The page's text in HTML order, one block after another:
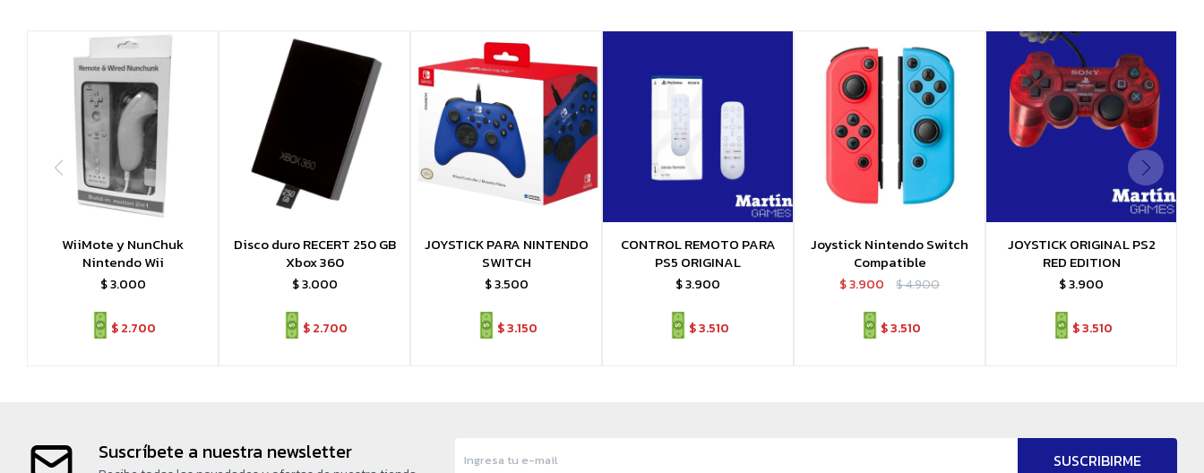
WiiMote y NunChuk
Nintendo Wii
$3.000
$2.700
Disco duro RECERT 250 GB
Xbox 360
$3.000
$2.700
JOYSTICK PARA NINTENDO
SWITCH
$3.500
$3.150
CONTROL REMOTO PARA
PS5 ORIGINAL
$3.900
$3.510
Joystick Nintendo Switch
Compatible
$3.900 $4.900
$3.510
JOYSTICK ORIGINAL PS2
RED EDITION
$3.900
$3.510
Suscríbete a nuestra newsletter SUSCRIBIRME